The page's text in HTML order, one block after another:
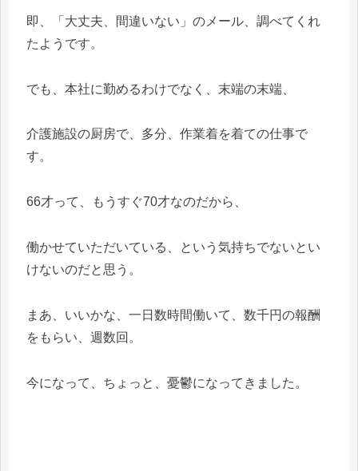
即、「大丈夫、間違いない」のメール、調べてくれ
たようです。
でも、本社に勤めるわけでなく、末端の末端、
介護施設の厨房で、多分、作業着を着ての仕事で
す。
66才って、もうすぐ70才なのだから、
働かせていただいている、という気持ちでないとい
けないのだと思う。
まあ、いいかな、一日数時間働いて、数千円の報酬
をもらい、週数回。
今になって、ちょっと、憂鬱になってきました。